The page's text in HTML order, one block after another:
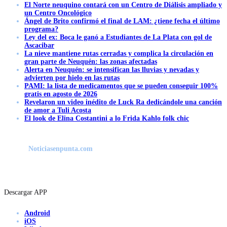
El Norte neuquino contará con un Centro de Diálisis ampliado y
un Centro Oncológico
Ángel de Brito confirmó el final de LAM: ¿tiene fecha el último
programa?
Ley del ex: Boca le ganó a Estudiantes de La Plata con gol de
Ascacibar
La nieve mantiene rutas cerradas y complica la circulación en
gran parte de Neuquén: las zonas afectadas
Alerta en Neuquén: se intensifican las lluvias y nevadas y
advierten por hielo en las rutas
PAMI: la lista de medicamentos que se pueden conseguir 100%
gratis en agosto de 2026
Revelaron un video inédito de Luck Ra dedicándole una canción
de amor a Tuli Acosta
El look de Elina Costantini a lo Frida Kahlo folk chic
Noticiasenpunta.com
Descargar APP
Android
iOS